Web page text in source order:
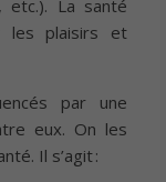
etc.). La santé
les plaisirs et
par une
eux. On les
Il s’agit :